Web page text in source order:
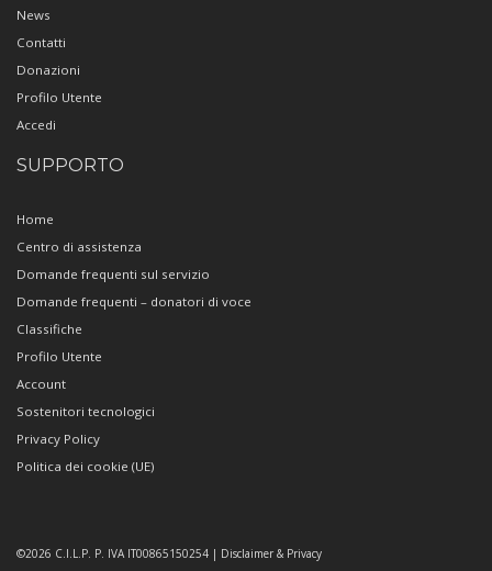
News
Contatti
Donazioni
Profilo Utente
Accedi
SUPPORTO
Home
Centro di assistenza
Domande frequenti sul servizio
Domande frequenti – donatori di voce
Classifiche
Profilo Utente
Account
Sostenitori tecnologici
Privacy Policy
Politica dei cookie (UE)
Copyright
©2026 C.I.L.P. P. IVA IT00865150254 | Disclaimer & Privacy